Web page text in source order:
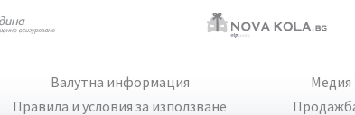
Валутна информация
Правила и условия за използване
Медия